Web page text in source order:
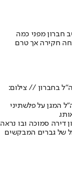
חברון מפני כמה
חקירה אך טרם
בחברון // צילום:
המגן על פלשתיני
דירה סמוכה ובו נראה
של גברים המבקשים